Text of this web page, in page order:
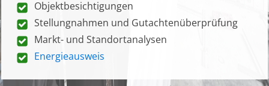
Objektbesichtigungen
Stellungnahmen und Gutachtenüberprüfung
Markt- und Standortanalysen
Energieausweis